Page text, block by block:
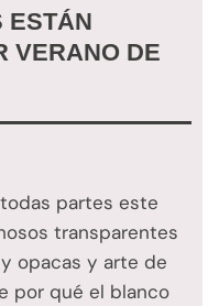
ESTÁN
VERANO DE
partes este
transparentes
opacas y arte de
por qué el blanco